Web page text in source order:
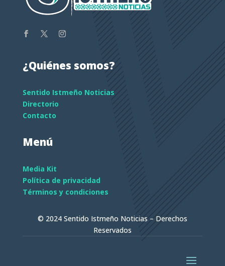
¿Quiénes somos?
Sentido Istmeño Noticias
Directorio
Contacto
Menú
Media Kit
Política de privacidad
Términos y condiciones
© 2024 Sentido Istmeño Noticias – Derechos
Reservados